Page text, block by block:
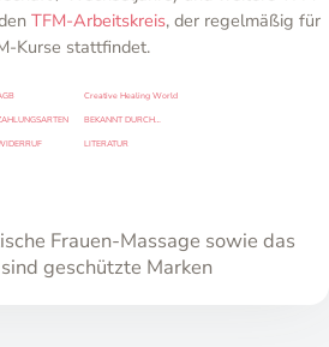
TFM-Arbeitskreis, der regelmäßig für
Kurse stattfindet.
Creative Healing World
BEKANNT DURCH…
LITERATUR
Frauen-Massage sowie das
geschützte Marken